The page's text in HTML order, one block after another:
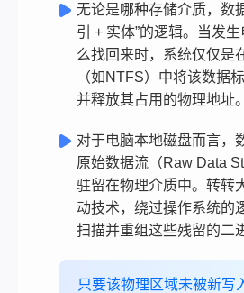
无论是哪种存储介质，数
引 + 实体”的逻辑。当发
么找回来时，系统仅仅是
（如NTFS）中将该数据标
并释放其占用的物理地址。
对于电脑本地磁盘而言，
原始数据流（Raw Data
驻留在物理介质中。转转
动技术，绕过操作系统的
扫描并重组这些残留的二
只要该物理区域未被新写